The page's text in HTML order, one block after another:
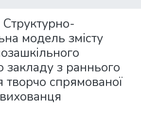
модель змісту
закладу з раннього
спрямованої